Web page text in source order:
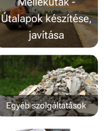
Útalapok készítése,
javítása
Egyéb szolgáltatások